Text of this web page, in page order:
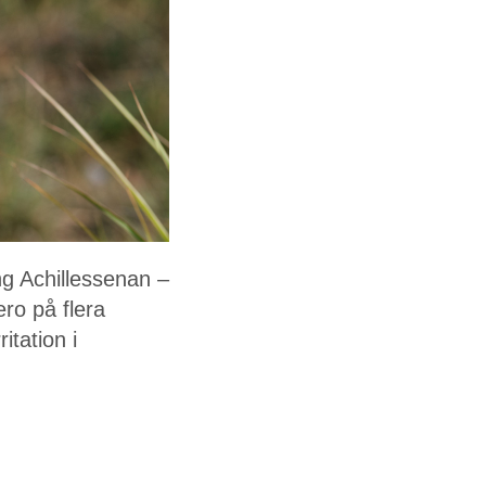
Achillessenan –
på flera
i